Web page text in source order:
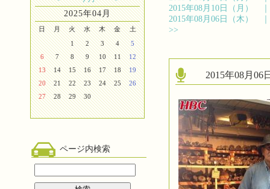
2025年04月
日 月 火 水 木 金
土
1
2 3 4
5
6
7 8 9 10 11
12
13
14 15 16 17 18
19
20
21 22 23 24 25
26
27
28 29 30
ページ内検索
2015年08月10日（月）
2015年08月06日（木）
>>
2015年08月